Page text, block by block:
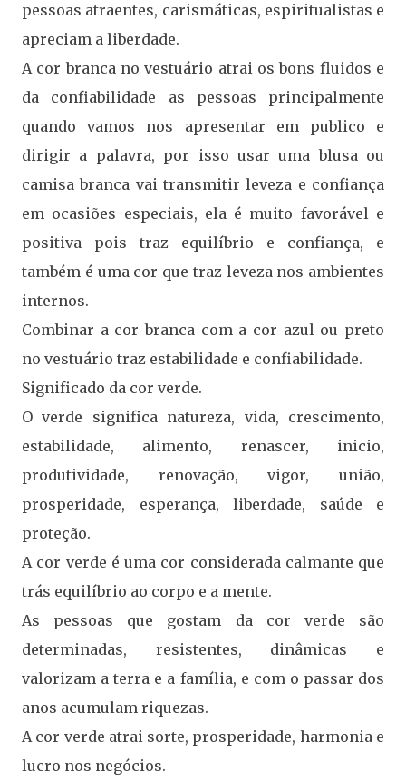
pessoas atraentes, carismáticas, espiritualistas e
apreciam a liberdade.
A cor branca no vestuário atrai os bons fluidos e
da confiabilidade as pessoas principalmente
quando vamos nos apresentar em publico e
dirigir a palavra, por isso usar uma blusa ou
camisa branca vai transmitir leveza e confiança
em ocasiões especiais, ela é muito favorável e
positiva pois traz equilíbrio e confiança, e
também é uma cor que traz leveza nos ambientes
internos.
Combinar a cor branca com a cor azul ou preto
no vestuário traz estabilidade e confiabilidade.
Significado da cor verde.
O verde significa natureza, vida, crescimento,
estabilidade, alimento, renascer, inicio,
produtividade, renovação, vigor, união,
prosperidade, esperança, liberdade, saúde e
proteção.
A cor verde é uma cor considerada calmante que
trás equilíbrio ao corpo e a mente.
As pessoas que gostam da cor verde são
determinadas, resistentes, dinâmicas e
valorizam a terra e a família, e com o passar dos
anos acumulam riquezas.
A cor verde atrai sorte, prosperidade, harmonia e
lucro nos negócios.